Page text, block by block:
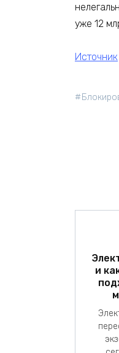
уже 12
Источник
и